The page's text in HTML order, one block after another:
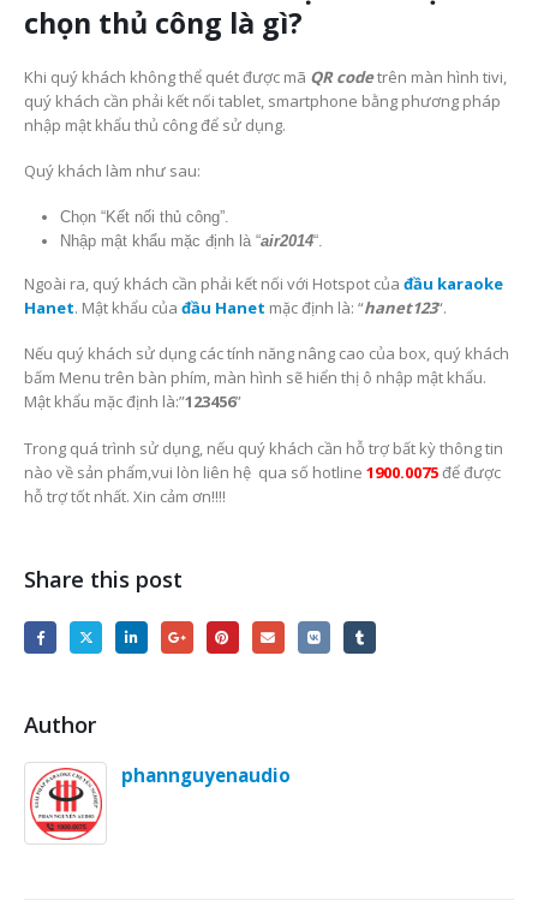
chọn thủ công là gì?
Khi quý khách không thể quét được mã QR codetrên màn hình tivi,
quý khách cần phải kết nối tablet, smartphone bằng phương pháp
nhập mật khẩu thủ công để sử dụng.
Quý khách làm như sau:
Chọn “Kết nối thủ công”.
Nhập mật khẩu mặc định là “air2014“.
Ngoài ra, quý khách cần phải kết nối với Hotspot của đầu karaoke
Hanet. Mật khẩu của đầu Hanet mặc định là: “hanet123“.
Nếu quý khách sử dụng các tính năng nâng cao của box, quý khách
bấm Menu trên bàn phím, màn hình sẽ hiển thị ô nhập mật khẩu.
Mật khẩu mặc định là:”123456”
Trong quá trình sử dụng, nếu quý khách cần hỗ trợ bất kỳ thông tin
nào về sản phẩm,vui lòn liên hệ qua số hotline 1900.0075để được
hỗ trợ tốt nhất. Xin cảm ơn!!!!
Share this post
Author
phannguyenaudio